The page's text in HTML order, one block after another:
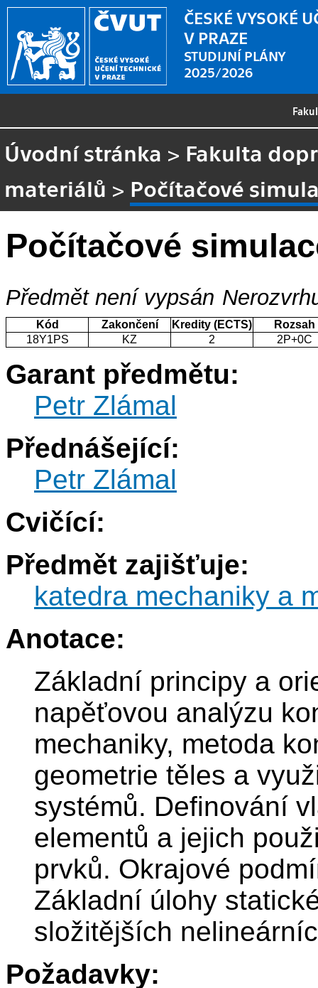
ČESKÉ VYSOKÉ
V PRAZE
STUDIJNÍ PLÁNY
2025/2026
Úvodní stránka > Fakulta
materiálů > Počítačové
Počítačové
Předmět není vypsán
Kód Zakončení Kredity (ECTS)
Rozsah
18Y1PS
KZ 2 2P+0C
Garant předmětu:
Petr Zlámal
Přednášející:
Petr Zlámal
Cvičící:
Předmět zajišťuje:
katedra mechaniky a
Anotace:
Základní principy a
napěťovou analýzu
mechaniky, metoda
geometrie těles a
systémů. Definování
elementů a jejich
prvků. Okrajové
Základní úlohy
složitějších
Požadavky: